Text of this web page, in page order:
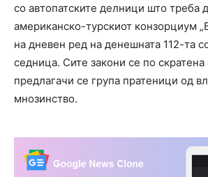
со автопатските делници што треба
американско-турскиот конзорциум
на дневен ред на денешната 112-та
седница. Сите закони се по скратена
предлагачи се група пратеници од
мнозинство.